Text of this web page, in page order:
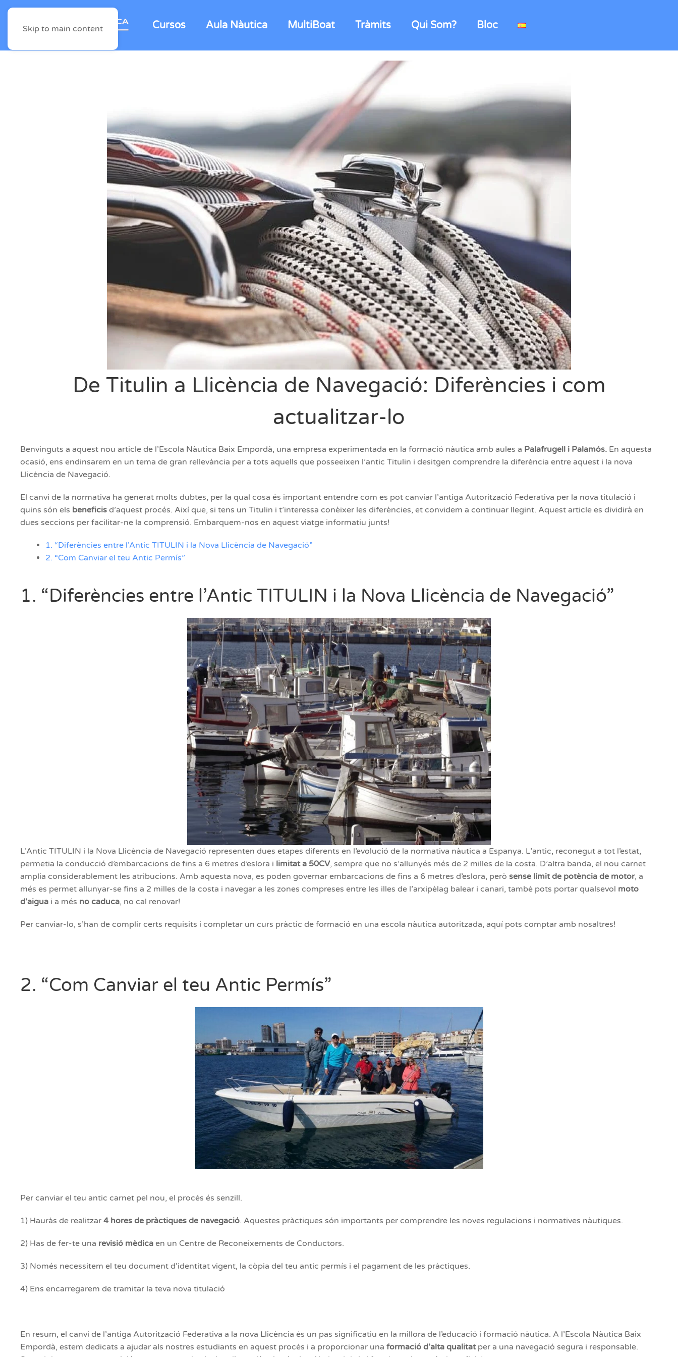
Skip to main content Cursos Aula Nàutica MultiBoat Tràmits Qui Som? Bloc
De Titulin a Llicència de Navegació: Diferències i com
actualitzar-lo
Benvinguts a aquest nou article de l’Escola Nàutica Baix Empordà, una empresa experimentada en la formació nàutica amb aules a Palafrugell i Palamós. En aquesta
ocasió, ens endinsarem en un tema de gran rellevància per a tots aquells que posseeixen l’antic Titulin i desitgen comprendre la diferència entre aquest i la nova
Llicència de Navegació.
El canvi de la normativa ha generat molts dubtes, per la qual cosa és important entendre com es pot canviar l’antiga Autorització Federativa per la nova titulació i
quins són els beneficis d’aquest procés. Així que, si tens un Titulin i t’interessa conèixer les diferències, et convidem a continuar llegint. Aquest article es dividirà en
dues seccions per facilitar-ne la comprensió. Embarquem-nos en aquest viatge informatiu junts!
1. “Diferències entre l’Antic TITULIN i la Nova Llicència de Navegació”
2. “Com Canviar el teu Antic Permís”
1. “Diferències entre l’Antic TITULIN i la Nova Llicència de Navegació”
L’Antic TITULIN i la Nova Llicència de Navegació representen dues etapes diferents en l’evolució de la normativa nàutica a Espanya. L’antic, reconegut a tot l’estat,
permetia la conducció d’embarcacions de fins a 6 metres d’eslora i limitat a 50CV, sempre que no s’allunyés més de 2 milles de la costa. D’altra banda, el nou carnet
amplia considerablement les atribucions. Amb aquesta nova, es poden governar embarcacions de fins a 6 metres d’eslora, però sense límit de potència de motor, a
més es permet allunyar-se fins a 2 milles de la costa i navegar a les zones compreses entre les illes de l’arxipèlag balear i canari, també pots portar qualsevol moto
d’aigua i a més no caduca, no cal renovar!
Per canviar-lo, s’han de complir certs requisits i completar un curs pràctic de formació en una escola nàutica autoritzada, aquí pots comptar amb nosaltres!
2. “Com Canviar el teu Antic Permís”
Per canviar el teu antic carnet pel nou, el procés és senzill.
1) Hauràs de realitzar 4 hores de pràctiques de navegació. Aquestes pràctiques són importants per comprendre les noves regulacions i normatives nàutiques.
2) Has de fer-te una revisió mèdica en un Centre de Reconeixements de Conductors.
3) Només necessitem el teu document d’identitat vigent, la còpia del teu antic permís i el pagament de les pràctiques.
4) Ens encarregarem de tramitar la teva nova titulació
En resum, el canvi de l’antiga Autorització Federativa a la nova Llicència és un pas significatiu en la millora de l’educació i formació nàutica. A l’Escola Nàutica Baix
Empordà, estem dedicats a ajudar als nostres estudiants en aquest procés i a proporcionar una formació d’alta qualitatper a una navegació segura i responsable.